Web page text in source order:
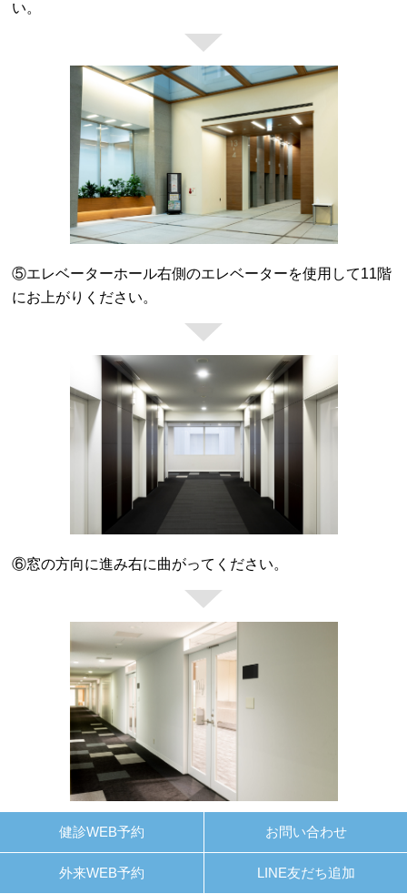
健診WEB予約 お問い合わせ
外来WEB予約 LINE友だち追加
い。
⑤エレベーターホール右側のエレベーターを使用して11階
にお上がりください。
⑥窓の方向に進み右に曲がってください。
⑦こちらの入り口からお入り下さい。
桜木町駅から横浜院までの道順